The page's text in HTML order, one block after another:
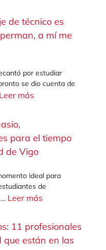
de técnico es
a mí me
por estudiar
se dio cuenta de
Leer más
para el tiempo
de Vigo
ideal para
de
Leer más
11 profesionales
que están en las